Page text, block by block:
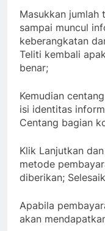
Masukkan jumlah
sampai muncul
keberangkatan
Teliti kembali
benar;
Kemudian
isi identitas
Centang bagian
Klik Lanjutkan
metode
diberikan;
Apabila
akan